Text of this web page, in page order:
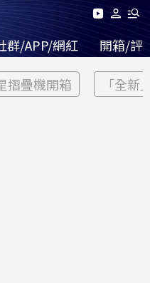
群/APP/網紅 開箱/評
摺疊機開箱 「全新